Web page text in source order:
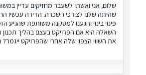
שלום, אני ואשתי לשעבר מחזיקים עדיין
שהיתה שלנו לצורכי השכרה. הדירה עכשיו
פינוי בינוי והגענו למסקנה משותפת שהגיע
השאלה היא אם הפרויקט בעצם בהליך תכנון
את השווי הצפוי שלה אחרי שהפרויקט